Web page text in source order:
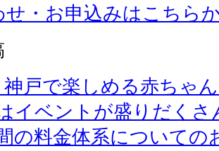
せ・お申込みはこちら
神戸で楽しめる赤ちゃ
イベントが盛りだくさ
の料金体系についての